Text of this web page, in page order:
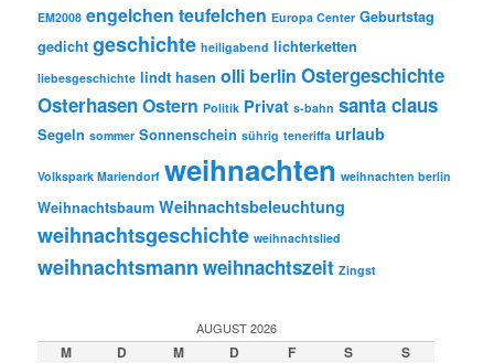
EM2008 engelchen teufelchen Europa Center Geburtstag
gedicht geschichte heiligabend lichterketten
liebesgeschichte lindt hasen olli berlin Ostergeschichte
OsterhasenOstern Politik Privat s-bahn santa claus
Segeln sommer Sonnenschein sührig teneriffa urlaub
Volkspark Mariendorf weihnachten weihnachten berlin
Weihnachtsbaum Weihnachtsbeleuchtung
weihnachtsgeschichte weihnachtslied
weihnachtsmann weihnachtszeit Zingst
AUGUST 2026
M D M D F S S